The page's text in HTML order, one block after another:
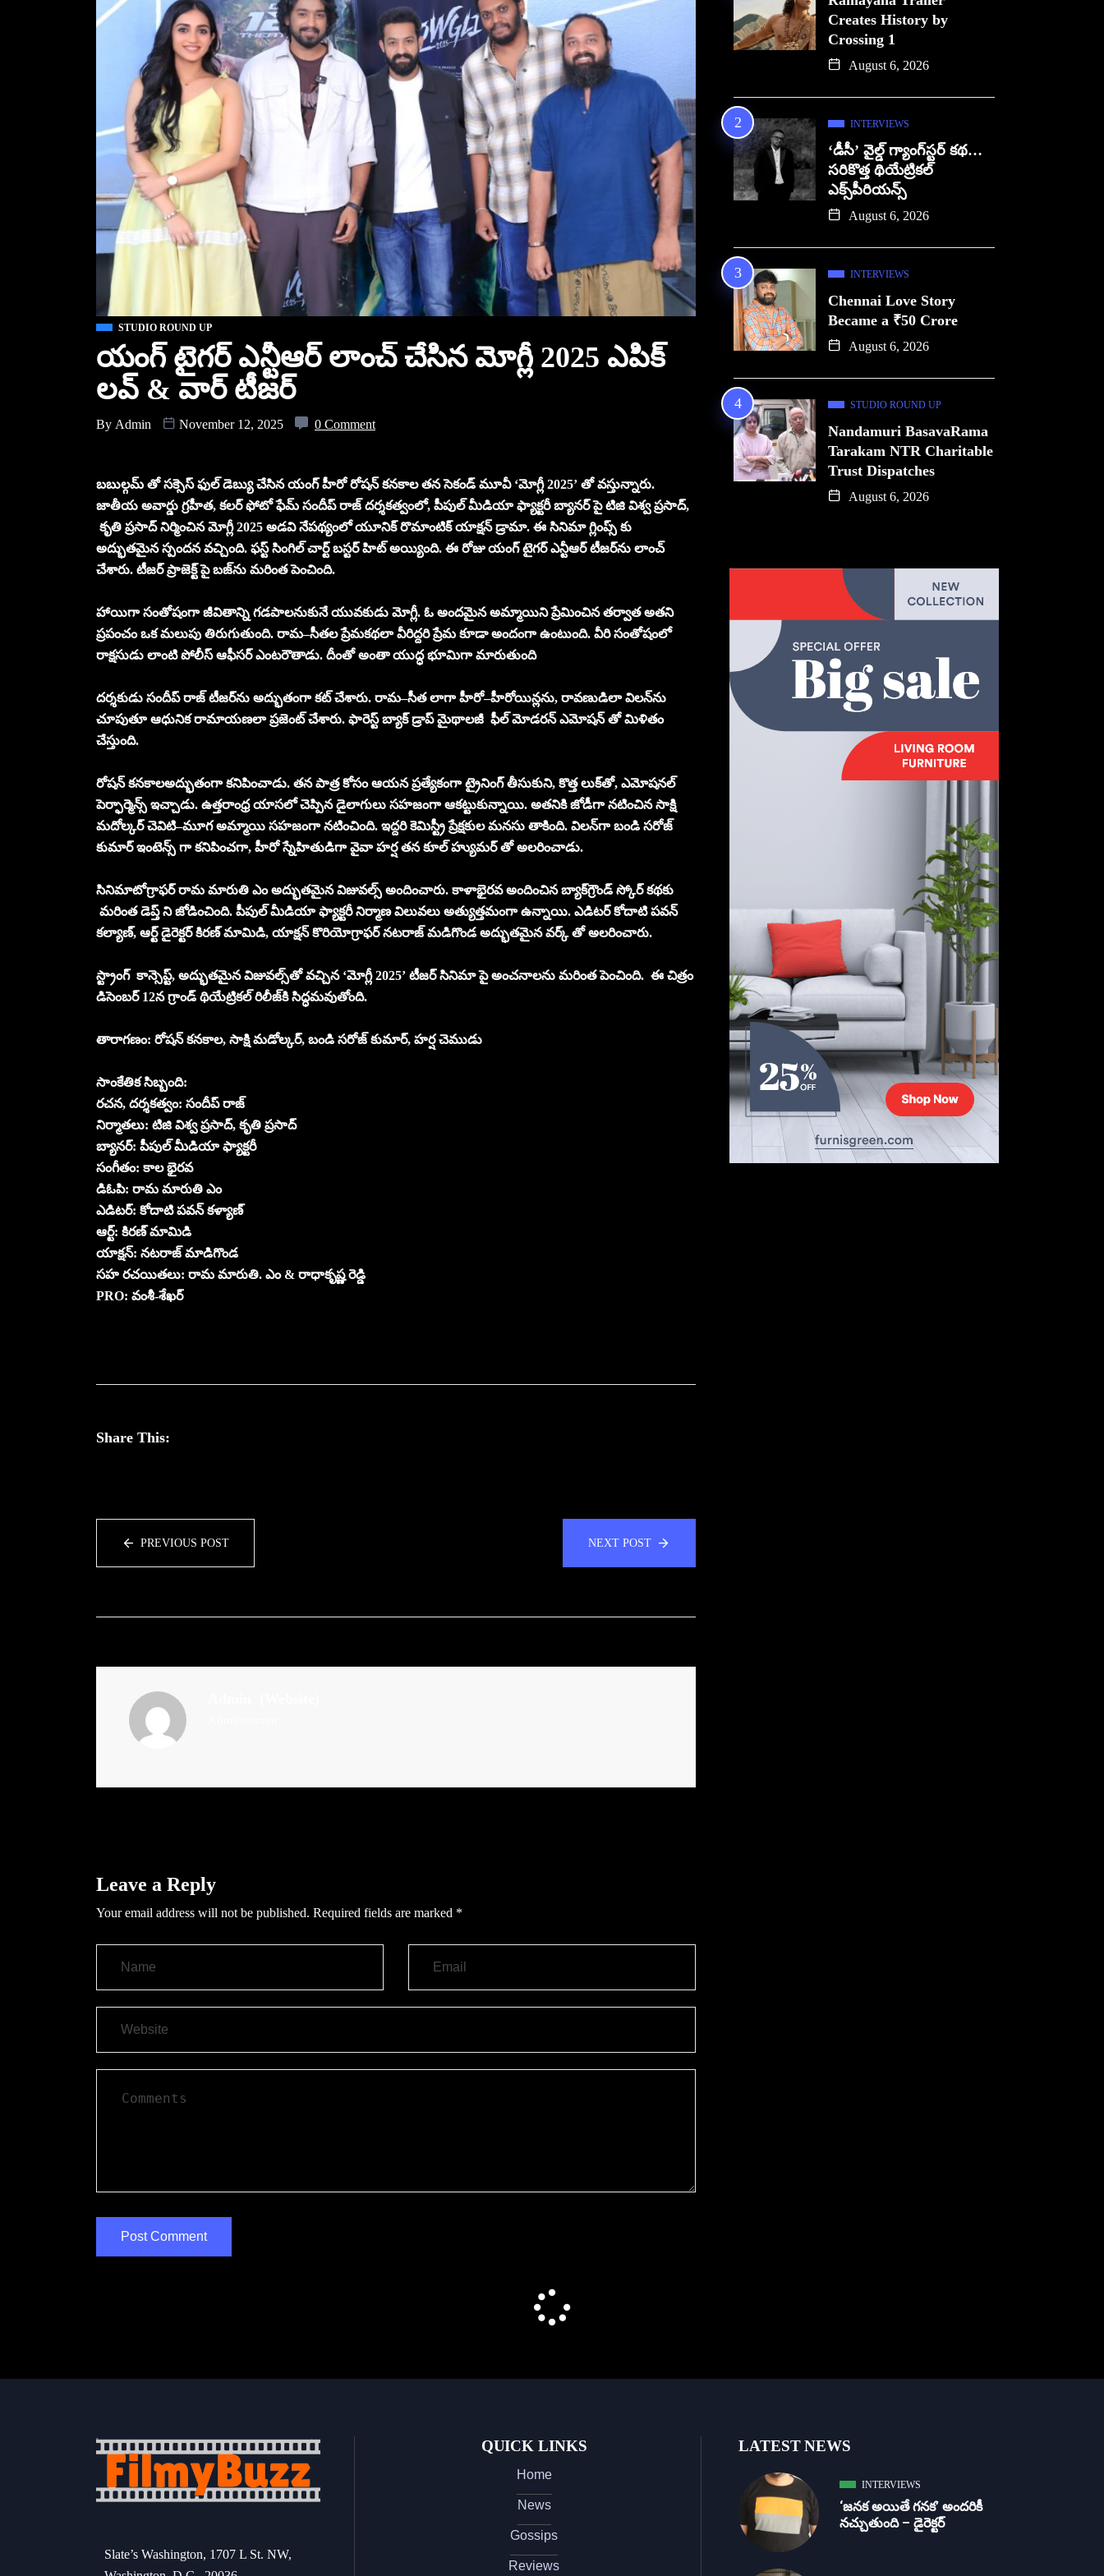
STUDIO ROUND UP
యంగ్ టైగర్ ఎన్టీఆర్ లాంచ్ చేసిన మోగ్లీ 2025 ఎపిక్
లవ్ & వార్ టీజర్‌
By Admin November 12, 2025 0 Comment
బబుల్గమ్ తో సక్సెస్ ఫుల్ డెబ్యు చేసిన యంగ్ హీరో రోషన్ కనకాల తన సెకండ్ మూవీ ‘మోగ్లీ 2025’ తో వస్తున్నారు.
జాతీయ అవార్డు గ్రహీత, కలర్ ఫోటో ఫేమ్ సందీప్ రాజ్ దర్శకత్వంలో, పీపుల్ మీడియా ఫ్యాక్టరీ బ్యానర్ పై టిజి విశ్వ ప్రసాద్,
కృతి ప్రసాద్ నిర్మించిన మోగ్లీ 2025 అడవి నేపథ్యంలో యూనిక్ రొమాంటిక్ యాక్షన్ డ్రామా. ఈ సినిమా గ్లింప్స్ కు
అద్భుతమైన స్పందన వచ్చింది. ఫస్ట్ సింగిల్ చార్ట్ బస్టర్ హిట్ అయ్యింది. ఈ రోజు యంగ్ టైగర్ ఎన్టీఆర్ టీజర్‌ను లాంచ్
చేశారు. టీజర్ ప్రాజెక్ట్ పై బజ్‌ను మరింత పెంచింది.
హాయిగా సంతోషంగా జీవితాన్ని గడపాలనుకునే యువకుడు మోగ్లీ. ఓ అందమైన అమ్మాయిని ప్రేమించిన తర్వాత అతని
ప్రపంచం ఒక మలుపు తిరుగుతుంది. రామ–సీతల ప్రేమకథలా వీరిద్దరి ప్రేమ కూడా అందంగా ఉంటుంది. వీరి సంతోషంలో
రాక్షసుడు లాంటి పోలీస్ ఆఫీసర్ ఎంటరౌతాడు. దీంతో అంతా యుద్ధ భూమిగా మారుతుంది
దర్శకుడు సందీప్ రాజ్ టీజర్‌ను అద్భుతంగా కట్ చేశారు. రామ–సీత లాగా హీరో–హీరోయిన్లను, రావణుడిలా విలన్‌ను
చూపుతూ ఆధునిక రామాయణలా ప్రజెంట్ చేశారు. ఫారెస్ట్ బ్యాక్ డ్రాప్ మైథాలజీ ఫీల్ మోడరన్ ఎమోషన్ తో మిళితం
చేస్తుంది.
రోషన్ కనకాలఅద్భుతంగా కనిపించాడు. తన పాత్ర కోసం ఆయన ప్రత్యేకంగా ట్రైనింగ్ తీసుకుని, కొత్త లుక్‌తో, ఎమోషనల్
పెర్ఫార్మెన్స్‌ ఇచ్చాడు. ఉత్తరాంధ్ర యాసలో చెప్పిన డైలాగులు సహజంగా ఆకట్టుకున్నాయి. అతనికి జోడీగా నటించిన సాక్షి
మదోల్కర్ చెవిటి–మూగ అమ్మాయి సహజంగా నటించింది. ఇద్దరి కెమిస్ట్రీ ప్రేక్షకుల మనసు తాకింది. విలన్‌గా బండి సరోజ్
కుమార్ ఇంటెన్స్ గా కనిపించగా, హీరో స్నేహితుడిగా వైవా హర్ష తన కూల్ హ్యుమర్ తో అలరించాడు.
సినిమాటోగ్రాఫర్ రామ మారుతి ఎం అద్భుతమైన విజువల్స్ అందించారు. కాళాభైరవ అందించిన బ్యాక్‌గ్రౌండ్ స్కోర్ కథకు
మరింత డెప్త్ ని జోడించింది. పీపుల్ మీడియా ఫ్యాక్టరీ నిర్మాణ విలువలు అత్యుత్తమంగా ఉన్నాయి. ఎడిటర్ కోదాటి పవన్
కల్యాణ్, ఆర్ట్ డైరెక్టర్ కిరణ్ మామిడి, యాక్షన్ కొరియోగ్రాఫర్ నటరాజ్ మడిగొండ అద్భుతమైన వర్క్ తో అలరించారు.
స్ట్రాంగ్ కాన్సెప్ట్, అద్భుతమైన విజువల్స్‌తో వచ్చిన ‘మోగ్లీ 2025’ టీజర్‌ సినిమా పై అంచనాలను మరింత పెంచింది. ఈ చిత్రం
డిసెంబర్ 12న గ్రాండ్ థియేట్రికల్ రిలీజ్‌కి సిద్ధమవుతోంది.
తారాగణం: రోషన్ కనకాల, సాక్షి మడోల్కర్, బండి సరోజ్ కుమార్, హర్ష చెముడు
సాంకేతిక సిబ్బంది:
రచన, దర్శకత్వం: సందీప్ రాజ్
నిర్మాతలు: టిజి విశ్వ ప్రసాద్, కృతి ప్రసాద్
బ్యానర్: పీపుల్ మీడియా ఫ్యాక్టరీ
సంగీతం: కాల భైరవ
డిఓపి: రామ మారుతి ఎం
ఎడిటర్: కోదాటి పవన్ కళ్యాణ్
ఆర్ట్: కిరణ్ మామిడి
యాక్షన్: నటరాజ్ మాడిగొండ
సహ రచయితలు: రామ మారుతి. ఎం & రాధాకృష్ణ రెడ్డి
PRO: వంశీ-శేఖర్
Share This:
PREVIOUS POST NEXT POST
Leave a Reply
Your email address will not be published. Required fields are marked *
Creates History by
Crossing 1
August 6, 2026
INTERVIEWS
‘డీసీ’ వైల్డ్ గ్యాంగ్‌స్టర్ కథ…
సరికొత్త థియేట్రికల్
ఎక్స్‌పీరియన్స్
August 6, 2026
INTERVIEWS
Chennai Love Story
Became a ₹50 Crore
August 6, 2026
STUDIO ROUND UP
Nandamuri BasavaRama
Tarakam NTR Charitable
Trust Dispatches
August 6, 2026
Slate’s Washington, 1707 L St. NW,
QUICK LINKS
Home
News
Gossips
Reviews
LATEST NEWS
INTERVIEWS
‘జ‌న‌క అయితే గ‌న‌క‌’ అందరికీ
నచ్చుతుంది – డైరెక్ట‌ర్